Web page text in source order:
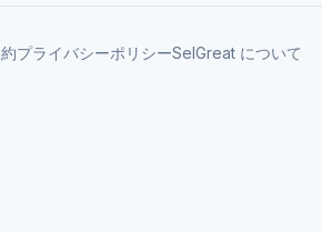
プライバシーポリシーSelGreat について